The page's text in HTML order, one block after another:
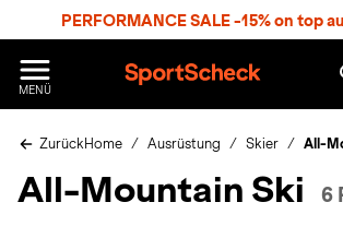
PERFORMANCE SALE -15% on top
MENÜ
p
r
S
ZurückHome Ausrüstung Skier All-
All-Mountain Ski 6